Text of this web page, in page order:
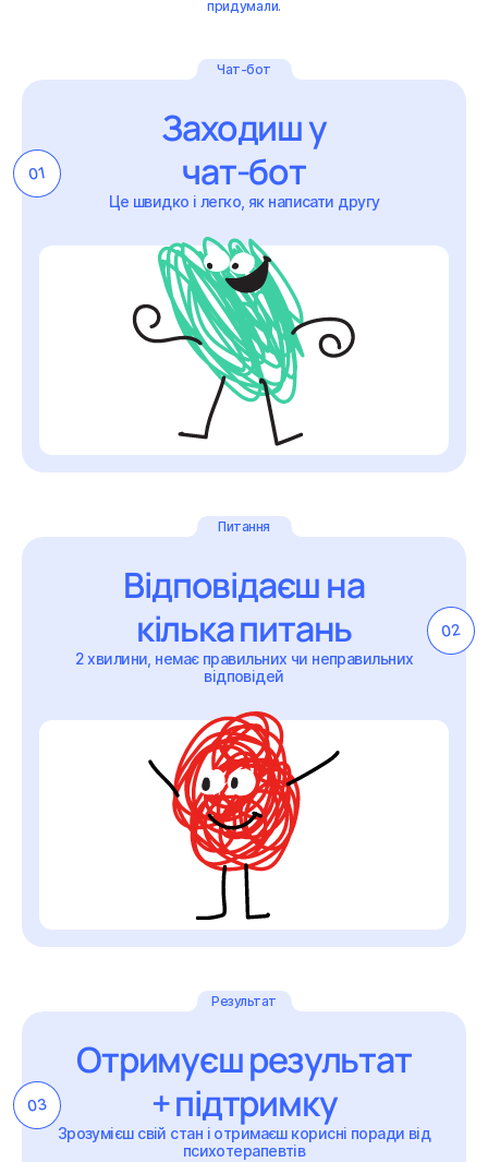
придумали.
Чат-бот
Заходиш у
чат-бот
Це швидко і легко, як написати другу
01
Питання
Відповідаєш на
кілька питань
2 хвилини, немає правильних чи неправильних
відповідей
02
Результат
Отримуєш результат
+ підтримку
Зрозумієш свій стан і отримаєш корисні поради від
психотерапевтів
03